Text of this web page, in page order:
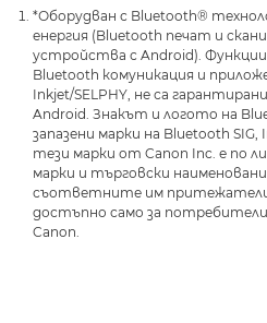
*Оборудван с Bluetooth®
енергия (Bluetooth печат и
устройства с Android).
Bluetooth комуникация и
Inkjet/SELPHY, не са
Android. Знакът и логото на
запазени марки на Bluetooth SIG,
тези марки от Canon Inc. е по
марки и търговски
съответните им
достъпно само за
Canon.